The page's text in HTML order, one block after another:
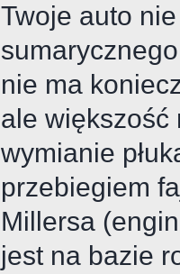
Twoje auto
nie ma
ale większość
wymianie
przebiegiem
Millersa
jest na bazie